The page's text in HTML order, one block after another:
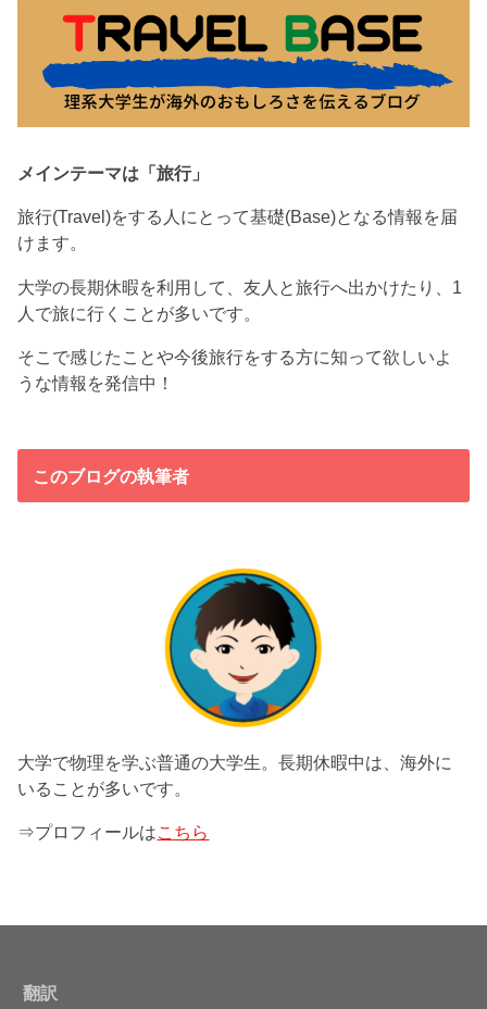
メインテーマは「旅行」
旅行(Travel)をする人にとって基礎(Base)となる情報を届
けます。
大学の長期休暇を利用して、友人と旅行へ出かけたり、1
人で旅に行くことが多いです。
そこで感じたことや今後旅行をする方に知って欲しいよ
うな情報を発信中！
このブログの執筆者
大学で物理を学ぶ普通の大学生。長期休暇中は、海外に
いることが多いです。
⇒プロフィールはこちら
翻訳